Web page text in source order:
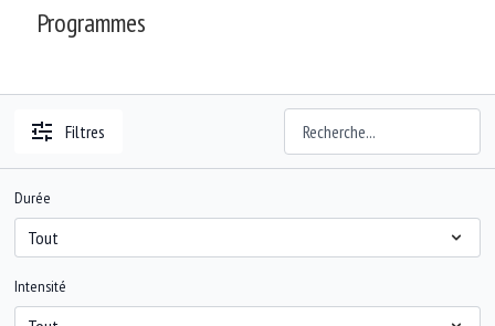
Programmes
Filtres
Durée
Intensité